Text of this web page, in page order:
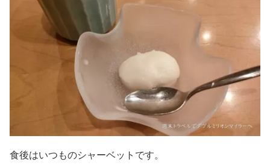
食後はいつものシャーベットです。